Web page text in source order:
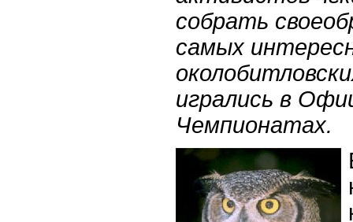
собрать
самых
игрались в
Чемпионатах.